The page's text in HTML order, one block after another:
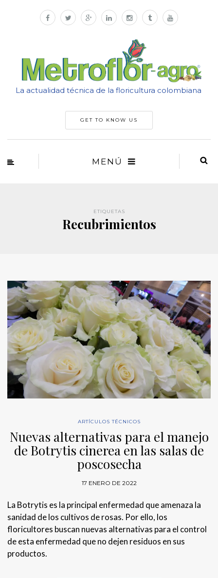
La actualidad técnica de la floricultura colombiana
GET TO KNOW US
MENÚ
ETIQUETAS
Recubrimientos
ARTÍCULOS TÉCNICOS
Nuevas alternativas para el manejo
de Botrytis cinerea en las salas de
poscosecha
17 ENERO DE 2022
La Botrytis es la principal enfermedad que amenaza la
sanidad de los cultivos de rosas. Por ello, los
floricultores buscan nuevas alternativas para el control
de esta enfermedad que no dejen residuos en sus
productos.